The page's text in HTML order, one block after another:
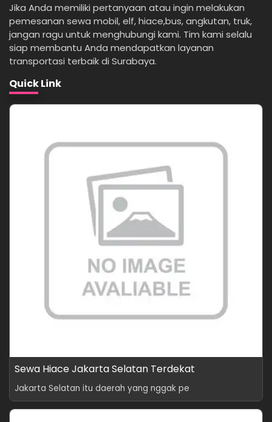
Jika Anda memiliki pertanyaan atau ingin melakukan
pemesanan sewa mobil, elf, hiace,bus, angkutan, truk,
jangan ragu untuk menghubungi kami. Tim kami selalu
siap membantu Anda mendapatkan layanan
transportasi terbaik di Surabaya.
Quick Link
Sewa Hiace Jakarta Selatan Terdekat
Jakarta Selatan itu daerah yang nggak pe